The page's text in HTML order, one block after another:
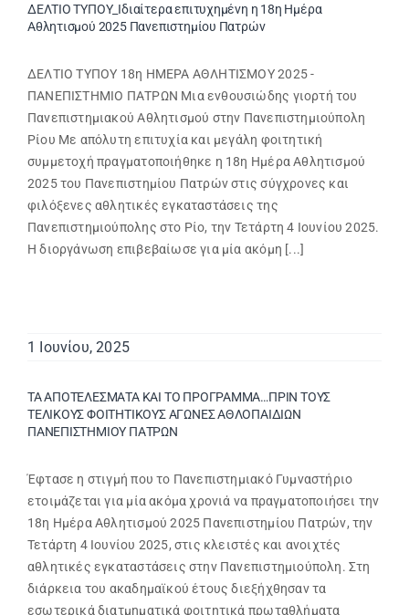
ΔΕΛΤΙΟ ΤΥΠΟΥ_Ιδιαίτερα επιτυχημένη η 18η Ημέρα
Αθλητισμού 2025 Πανεπιστημίου Πατρών
ΔΕΛΤΙΟ ΤΥΠΟΥ 18η ΗΜΕΡΑ ΑΘΛΗΤΙΣΜΟΥ 2025 -
ΠΑΝΕΠΙΣΤΗΜΙΟ ΠΑΤΡΩΝ Μια ενθουσιώδης γιορτή του
Πανεπιστημιακού Αθλητισμού στην Πανεπιστημιούπολη
Ρίου Με απόλυτη επιτυχία και μεγάλη φοιτητική
συμμετοχή πραγματοποιήθηκε η 18η Ημέρα Αθλητισμού
2025 του Πανεπιστημίου Πατρών στις σύγχρονες και
φιλόξενες αθλητικές εγκαταστάσεις της
Πανεπιστημιούπολης στο Ρίο, την Τετάρτη 4 Ιουνίου 2025.
Η διοργάνωση επιβεβαίωσε για μία ακόμη [...]
1 Ιουνίου, 2025
ΤΑ ΑΠΟΤΕΛΕΣΜΑΤΑ ΚΑΙ ΤΟ ΠΡΟΓΡΑΜΜΑ…ΠΡΙΝ ΤΟΥΣ
ΤΕΛΙΚΟΥΣ ΦΟΙΤΗΤΙΚΟΥΣ ΑΓΩΝΕΣ ΑΘΛΟΠΑΙΔΙΩΝ
ΠΑΝΕΠΙΣΤΗΜΙΟΥ ΠΑΤΡΩΝ
Έφτασε η στιγμή που το Πανεπιστημιακό Γυμναστήριο
ετοιμάζεται για μία ακόμα χρονιά να πραγματοποιήσει την
18η Ημέρα Αθλητισμού 2025 Πανεπιστημίου Πατρών, την
Τετάρτη 4 Ιουνίου 2025, στις κλειστές και ανοιχτές
αθλητικές εγκαταστάσεις στην Πανεπιστημιούπολη. Στη
διάρκεια του ακαδημαϊκού έτους διεξήχθησαν τα
εσωτερικά διατμηματικά φοιτητικά πρωταθλήματα